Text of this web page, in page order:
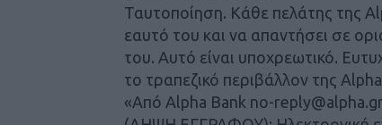
Ταυτοποίηση. Κάθε πελάτης της
εαυτό του και να απαντήσει σε
του. Αυτό είναι υποχρεωτικό.
το τραπεζικό περιβάλλον της
«Από Alpha Bank no-